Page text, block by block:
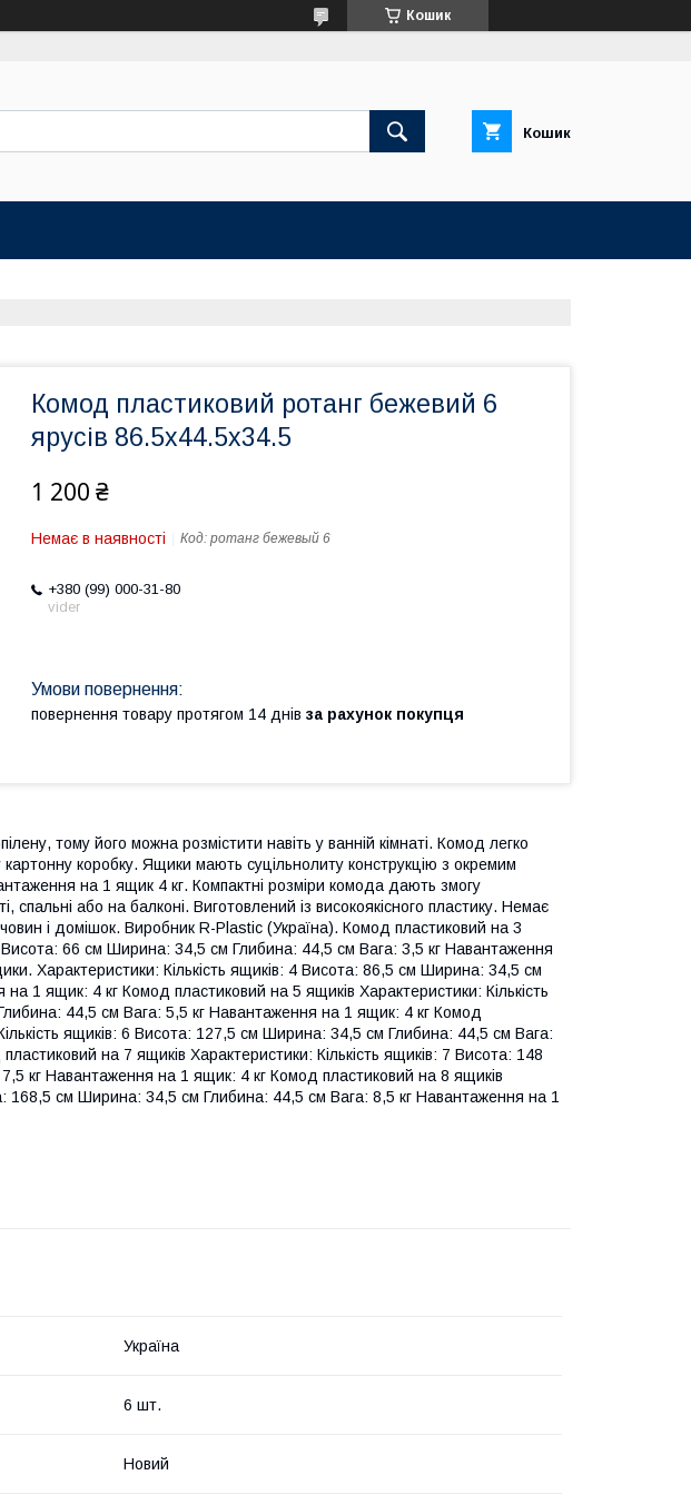
Кошик
Кошик
Комод пластиковий ротанг бежевий 6
ярусів 86.5х44.5х34.5
1 200 ₴
Немає в наявності Код: ротанг бежевый 6
+380 (99) 000-31-80
vider
повернення товару протягом 14 днів за рахунок покупця
тому його можна розмістити навіть у ванній кімнаті. Комод легко
коробку. Ящики мають суцільнолиту конструкцію з окремим
на 1 ящик 4 кг. Компактні розміри комода дають змогу
спальні або на балконі. Виготовлений із високоякісного пластику. Немає
і домішок. Виробник R-Plastic (Україна). Комод пластиковий на 3
Висота: 66 см Ширина: 34,5 см Глибина: 44,5 см Вага: 3,5 кг Навантаження
Характеристики: Кількість ящиків: 4 Висота: 86,5 см Ширина: 34,5 см
1 ящик: 4 кг Комод пластиковий на 5 ящиків Характеристики: Кількість
44,5 см Вага: 5,5 кг Навантаження на 1 ящик: 4 кг Комод
ящиків: 6 Висота: 127,5 см Ширина: 34,5 см Глибина: 44,5 см Вага:
на 7 ящиків Характеристики: Кількість ящиків: 7 Висота: 148
кг Навантаження на 1 ящик: 4 кг Комод пластиковий на 8 ящиків
168,5 см Ширина: 34,5 см Глибина: 44,5 см Вага: 8,5 кг Навантаження на 1
Україна
6 шт.
Новий